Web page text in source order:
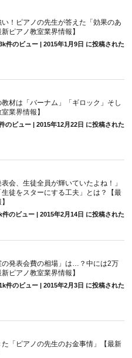
！ピアノの先生が答えた「効果のあ
ピアノ教室業界情報】
件のビュー| 2015年1月9日 に投稿された
材は「バーナム」「ギロック」そし
業界情報】
のビュー| 2015年12月22日 に投稿された
表会、生徒全員が輝いていたよね！」
徒をスターにする工夫」とは？【最
件のビュー| 2015年2月14日 に投稿された
の発表会費の相場」は…？中には2万
ピアノ教室業界情報】
件のビュー| 2015年2月3日 に投稿された
「ピアノの先生のお金事情」【最新